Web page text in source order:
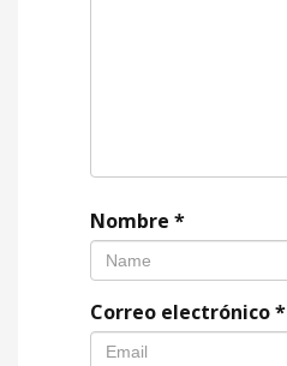
Nombre *
Correo electrónico*